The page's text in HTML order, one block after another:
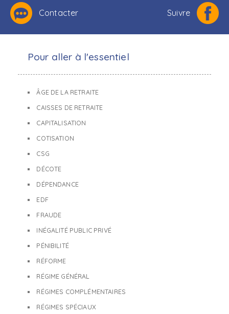
Contacter Suivre
Pour aller à l'essentiel
ÂGE DE LA RETRAITE
CAISSES DE RETRAITE
CAPITALISATION
COTISATION
CSG
DÉCOTE
DÉPENDANCE
EDF
FRAUDE
INÉGALITÉ PUBLIC PRIVÉ
PÉNIBILITÉ
RÉFORME
RÉGIME GÉNÉRAL
RÉGIMES COMPLÉMENTAIRES
RÉGIMES SPÉCIAUX